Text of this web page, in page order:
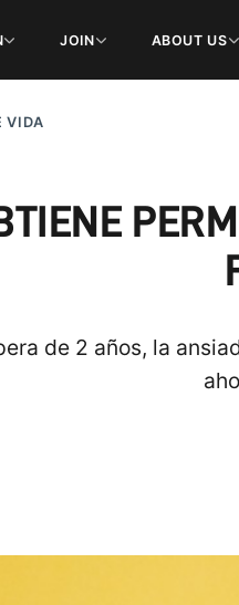
JOIN ABOUT US
VIDA
de 2 años, la